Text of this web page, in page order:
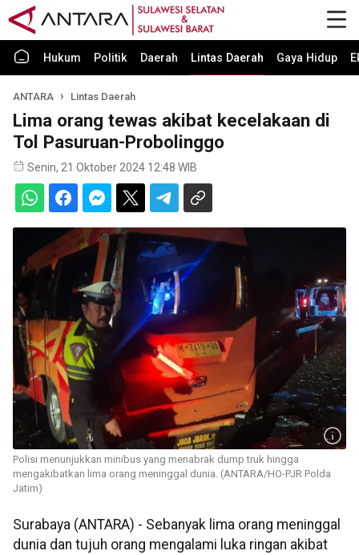
Hukum Politik Daerah Lintas Daerah Gaya Hidup
ANTARA Lintas Daerah
Lima orang tewas akibat kecelakaan di
Tol Pasuruan-Probolinggo
Senin, 21 Oktober 2024 12:48 WIB
Polisi menunjukkan minibus yang menabrak dump truk hingga
mengakibatkan lima orang meninggal dunia. (ANTARA/HO-PJR Polda
Jatim)
Surabaya (ANTARA) - Sebanyak lima orang meninggal
dunia dan tujuh orang mengalami luka ringan akibat